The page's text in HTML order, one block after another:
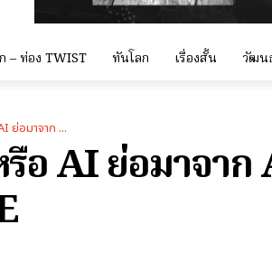
– ท่อง TWIST ทันโลก เรื่องสั้น วัฒน
ย่อมาจาก ...
AI ย่อมาจาก